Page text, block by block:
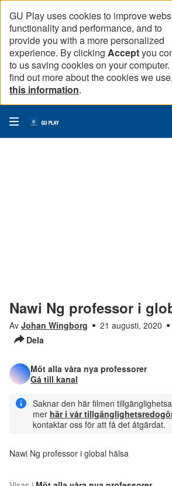
GU Play uses cookies to improve
functionality and performance, and to
provide you with a more personalized
experience. By clicking Acceptyou
to us saving cookies on your computer.
find out more about the cookies we
this information.
Nawi Ng professor i
Av Johan Wingborg 21 augusti, 2020
Dela
Möt alla våra nya professorer
Gå till kanal
Saknar den här filmen
mer här i vår
kontaktar oss för att få det åtgärdat.
Nawi Ng professor i global hälsa